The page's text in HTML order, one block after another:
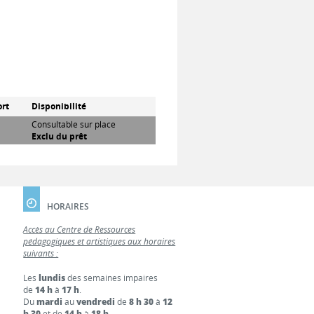
Disponibilité
Consultable sur place
Exclu du prêt
HORAIRES
Accès au Centre de Ressources
pédagogiques et artistiques aux horaires
suivants :
Leslundisdes semaines impaires
de14 hà17 h.
Dumardi auvendredi de8 h 30à12